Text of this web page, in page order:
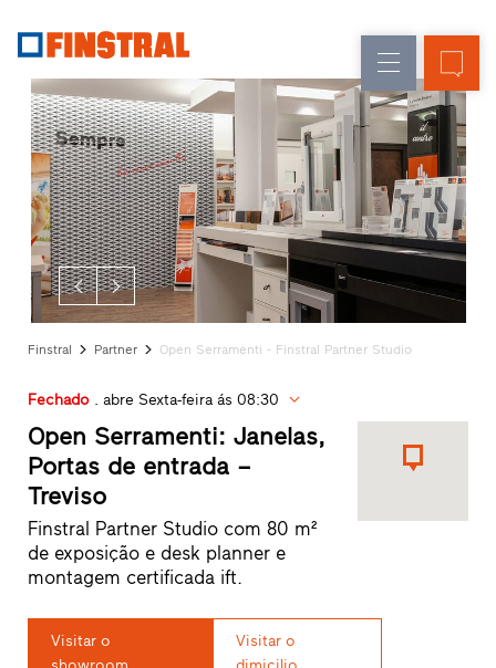
Janelas
Portas
de
entrada
Envidraçados
Renovação
Obra
nova
Referências
Serviço
para
arquitetos
Programa
Finstral
Partner
Procura
de
Acessos
Finstral Partner Open Serramenti - Finstral Partner Studio
Fechado. abre Sexta-feira ás 08:30
Open Serramenti: Janelas,
Portas de entrada –
Treviso
Finstral Partner Studio com 80 m²
de exposição e desk planner e
montagem certificada ift.
Visitar o
Visitar o